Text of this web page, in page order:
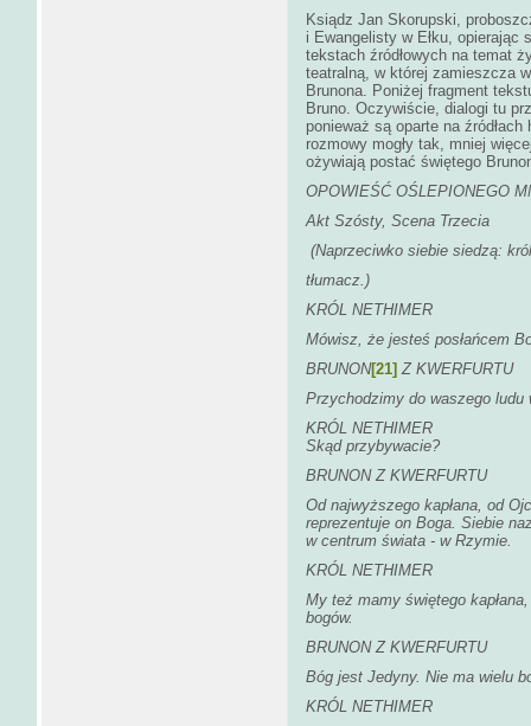
Ksiądz Jan Skorupski,
i Ewangelisty w Ełku,
tekstach źródłowych na temat
teatralną, w której zamieszcza
Brunona. Poniżej fragment
Bruno. Oczywiście, dialogi tu
ponieważ są oparte na
rozmowy mogły tak, mniej
ożywiają postać świętego
OPOWIEŚĆ OŚLEPIONEGO
Akt Szósty, Scena Trzecia
(Naprzeciwko siebie siedzą:
tłumacz.)
KRÓL NETHIMER
Mówisz, że jesteś posłańcem
BRUNON[21] Z KWERFURTU
Przychodzimy do waszego ludu
KRÓL NETHIMER
Skąd przybywacie?
BRUNON Z KWERFURTU
Od najwyższego kapłana, od
reprezentuje on Boga. Siebie
w centrum świata - w Rzymie.
KRÓL NETHIMER
My też mamy świętego
bogów.
BRUNON Z KWERFURTU
Bóg jest Jedyny. Nie ma wielu
KRÓL NETHIMER